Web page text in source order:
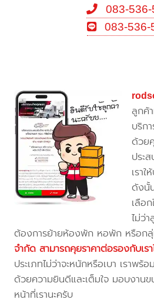
083-536-
083-536-
ลูกค้
บริก
ด้วย
ประ
เรา
ดังนั้
เลือ
ไม่ว่
ต้องการย้ายห้องพัก หอพัก หรือก
จำกัด สามารถคุยราคาต่อรองกับเร
ประเภทไม่ว่าจะหนักหรือเบา เราพร้
ด้วยความยินดีและเต็มใจ มอบงานข
หน้าที่เรานะครับ